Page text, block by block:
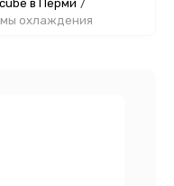
в Перми /
охлаждения